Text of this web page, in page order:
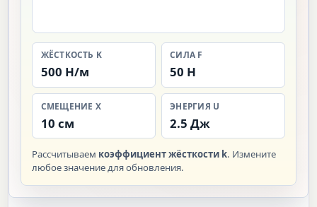
ЖЁСТКОСТЬ K
500 Н/м
СИЛА F
50 Н
СМЕЩЕНИЕ X
10 см
ЭНЕРГИЯ U
2.5 Дж
Рассчитываем коэффициент жёсткости k. Измените
любое значение для обновления.